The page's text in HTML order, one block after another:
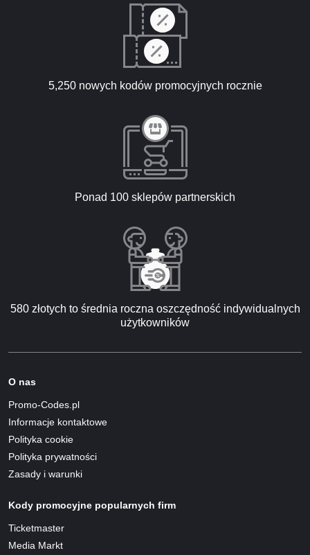
5,250 nowych kodów promocyjnych rocznie
Ponad 100 sklepów partnerskich
580 złotych to średnia roczna oszczędność indywidualnych
użytkowników
O nas
Promo-Codes.pl
Informacje kontaktowe
Polityka cookie
Polityka prywatności
Zasady i warunki
Kody promocyjne popularnych firm
Ticketmaster
Media Markt